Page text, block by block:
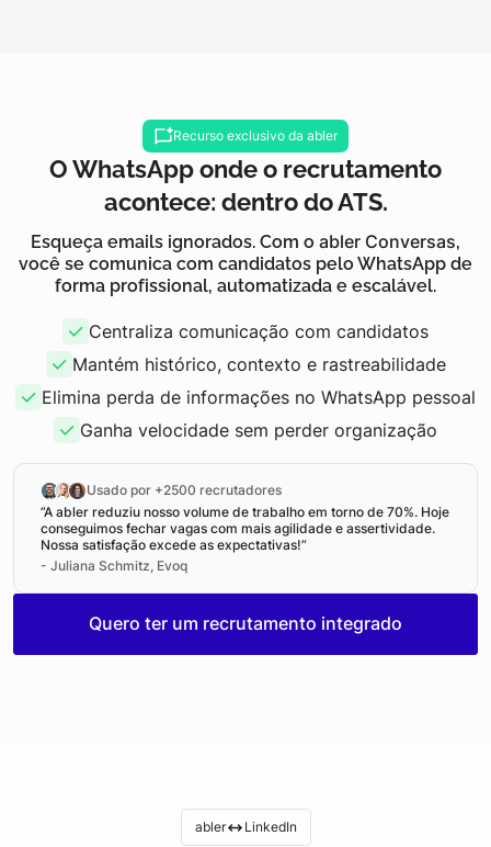
Recurso exclusivo da abler
O WhatsApp onde o recrutamento
acontece: dentro do ATS.
Esqueça emails ignorados. Com o abler Conversas,
você se comunica com candidatos pelo WhatsApp de
forma profissional, automatizada e escalável.
Centraliza comunicação com candidatos
Mantém histórico, contexto e rastreabilidade
Elimina perda de informações no WhatsApp pessoal
Ganha velocidade sem perder organização
Usado por +2500 recrutadores
”A abler reduziu nosso volume de trabalho em torno de 70%. Hoje
conseguimos fechar vagas com mais agilidade e assertividade.
Nossa satisfação excede as expectativas!”
- Juliana Schmitz, Evoq
Quero ter um recrutamento integrado
abler LinkedIn